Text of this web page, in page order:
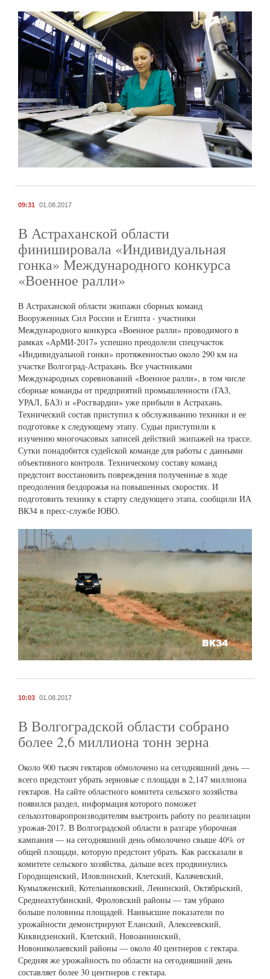
09:31 01.08.2017
В Астраханской области
финишировала «Индивидуальная
гонка» Международного конкурса
«Военное ралли»
В Астраханской области экипажи сборных команд
Вооруженных Сил России и Египта - участники
Международного конкурса «Военное ралли» проводимого в
рамках «АрМИ-2017» успешно преодолели спецучасток
«Индивидуальной гонки» протяженностью около 290 км на
участке Волгоград-Астрахань. Все участниками
Международных соревнований «Военное ралли», в том числе
сборные команды от предприятий промышленности (ГАЗ,
УРАЛ, БАЗ) и «Росгвардии» уже прибыли в Астрахань.
Технический состав приступил к обслуживанию техники и ее
подготовке к следующему этапу. Судьи приступили к
изучению многочасовых записей действий экипажей на трассе.
Сутки понадобится судейской команде для работы с данными
объективного контроля. Техническому составу команд
предстоит восстановить повреждения полученные в ходе
преодоления бездорожья на повышенных скоростях. И
подготовить технику к старту следующего этапа, сообщили ИА
ВК34 в пресс-службе ЮВО.
10:03 01.08.2017
В Волгоградской области собрано
более 2,6 миллиона тонн зерна
Около 900 тысяч гектаров обмолочено на сегодняшний день —
всего предстоит убрать зерновые с площади в 2,147 миллиона
гектаров. На сайте областного комитета сельского хозяйства
появился раздел, информация которого поможет
сельхозтоваропроизводителям выстроить работу по реализации
урожая-2017. В Волгоградской области в разгаре уборочная
кампания — на сегодняшний день обмолочено свыше 40% от
общей площади, которую предстоит убрать. Как рассказали в
комитете сельского хозяйства, дальше всех продвинулись
Городищенский, Иловлинский, Клетский, Калачевский,
Кумылженский, Котельниковский, Ленинский, Октябрьский,
Среднеахтубинский, Фроловский районы — там убрано
больше половины площадей. Наивысшие показатели по
урожайности демонстрируют Еланский, Алексеевский,
Киквидзенский, Клетский, Новоаннинский,
Новониколаевский районы — около 40 центнеров с гектара.
Средняя же урожайность по области на сегодняшний день
составляет более 30 центнеров с гектара.